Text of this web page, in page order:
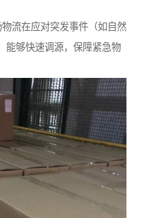
流在应对突发事件（如自然
能够快速调源，保障紧急物